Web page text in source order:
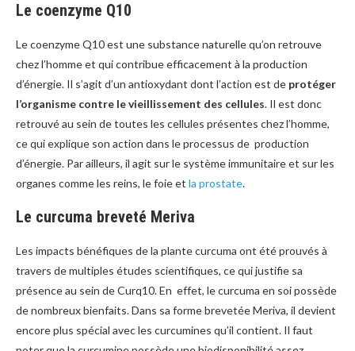
Le coenzyme Q10
Le coenzyme Q10 est une substance naturelle qu’on retrouve
chez l’homme et qui contribue efficacement à la production
d’énergie. Il s’agit d’un antioxydant dont l’action est de protéger
l’organisme contre le vieillissement des cellules. Il est donc
retrouvé au sein de toutes les cellules présentes chez l’homme,
ce qui explique son action dans le processus de production
d’énergie. Par ailleurs, il agit sur le système immunitaire et sur les
organes comme les reins, le foie et la prostate.
Le curcuma breveté Meriva
Les impacts bénéfiques de la plante curcuma ont été prouvés à
travers de multiples études scientifiques, ce qui justifie sa
présence au sein de Curq10. En effet, le curcuma en soi possède
de nombreux bienfaits. Dans sa forme brevetée Meriva, il devient
encore plus spécial avec les curcumines qu’il contient. Il faut